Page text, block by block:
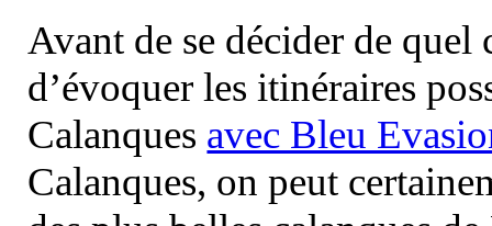
Avant de se décider de
d’évoquer les itinéraires
Calanques avec Bleu
Calanques, on peut